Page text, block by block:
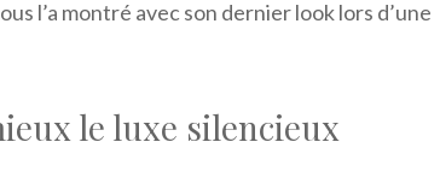
l’a montré avec son dernier look lors d’une
le luxe silencieux